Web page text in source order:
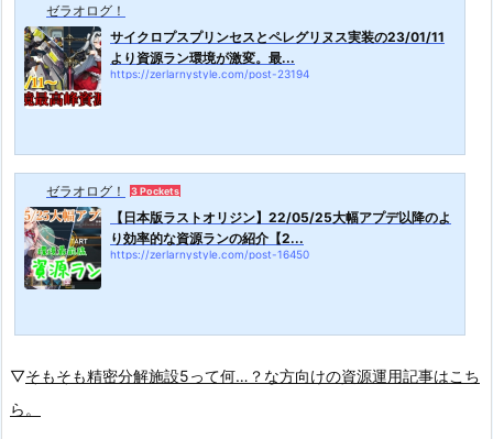
ゼラオログ！
サイクロプスプリンセスとペレグリヌス実装の23/01/11
より資源ラン環境が激変。最...
https://zerlarnystyle.com/post-23194
ゼラオログ！ 3 Pockets
【日本版ラストオリジン】22/05/25大幅アプデ以降のよ
り効率的な資源ランの紹介【2...
https://zerlarnystyle.com/post-16450
▽そもそも精密分解施設5って何…？な方向けの資源運用記事はこち
ら。